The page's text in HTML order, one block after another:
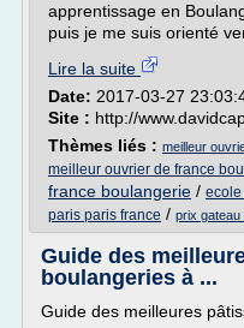
apprentissage en
puis je me suis orienté
Lire la suite
Date: 2017-03-27
Site : http://
Thèmes liés : meilleur
meilleur ouvrier de france
france boulangerie / ecole
paris paris france / prix gateau
Guide des
boulangeries à ...
Guide des meilleures